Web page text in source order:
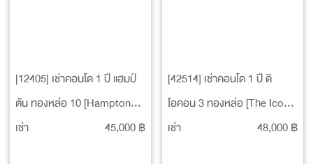
[12405] เช่าคอนโด 1 ปี แฮมป์
ตัน ทองหล่อ 10 [Hampton
Thonglor 10]
เช่า 45,000 ฿
[42514] เช่าคอนโด 1 ปี ดิ
ไอคอน 3 ทองหล่อ [The Icon
III Thonglor]
เช่า 48,000 ฿